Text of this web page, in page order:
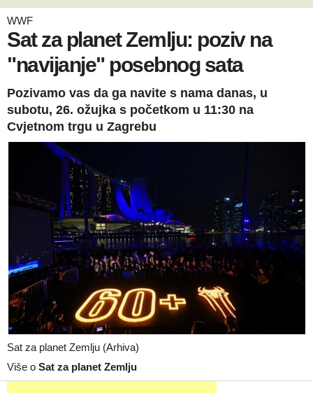
WWF
Sat za planet Zemlju: poziv na
"navijanje" posebnog sata
Pozivamo vas da ga navite s nama danas, u
subotu, 26. ožujka s početkom u 11:30 na
Cvjetnom trgu u Zagrebu
Sat za planet Zemlju (Arhiva)
Više o Sat za planet Zemlju